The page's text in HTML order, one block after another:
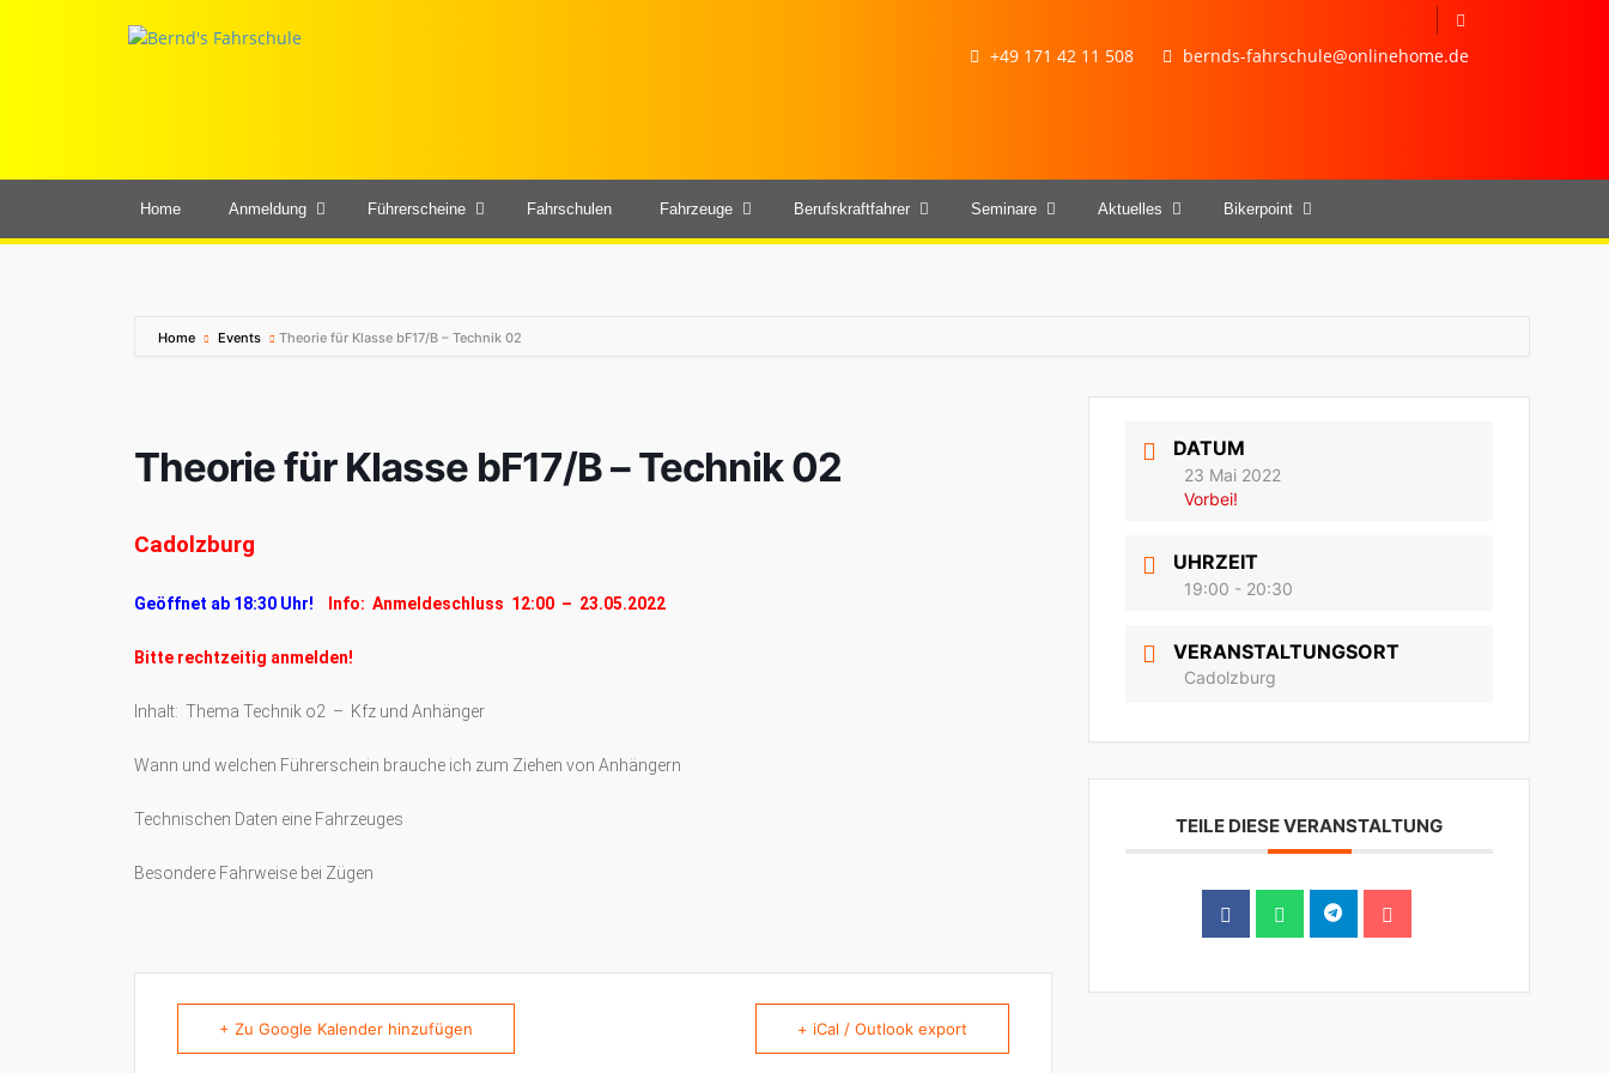
+49 171 42 11 508 bernds-fahrschule@onlinehome.de
Home Anmeldung Führerscheine Fahrschulen Fahrzeuge Berufskraftfahrer Seminare Aktuelles Bikerpoint
Home Events Theorie für Klasse bF17/B – Technik 02
Theorie für Klasse bF17/B – Technik 02
Cadolzburg
Geöffnet ab 18:30 Uhr! Info: Anmeldeschluss 12:00 – 23.05.2022
Bitte rechtzeitig anmelden!
Inhalt: Thema Technik o2 – Kfz und Anhänger
Wann und welchen Führerschein brauche ich zum Ziehen von Anhängern
Technischen Daten eine Fahrzeuges
Besondere Fahrweise bei Zügen
+ Zu Google Kalender hinzufügen + iCal / Outlook export
DATUM
23 Mai 2022
Vorbei!
UHRZEIT
19:00 - 20:30
VERANSTALTUNGSORT
Cadolzburg
TEILE DIESE VERANSTALTUNG